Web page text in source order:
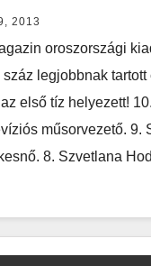
2013
oroszországi
legjobbnak
első tíz helyezett!
műsorvezető. 9.
8. Szvetlana